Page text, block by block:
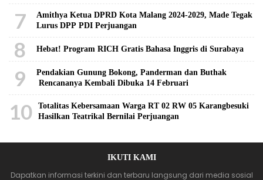
7
Amithya Ketua DPRD Kota Malang 2024-2029, Made Tegak
Lurus DPP PDI Perjuangan
8 Hebat! Program RICH Gratis Bahasa Inggris di Surabaya
9
Pendakian Gunung Bokong, Panderman dan Buthak
Rencananya Kembali Dibuka 14 Februari
10
Totalitas Kebersamaan Warga RT 02 RW 05 Karangbesuki
Hasilkan Teatrikal Bernilai Perjuangan
IKUTI KAMI
Dapatkan informasi terkini dan terbaru langsung dari media sosial